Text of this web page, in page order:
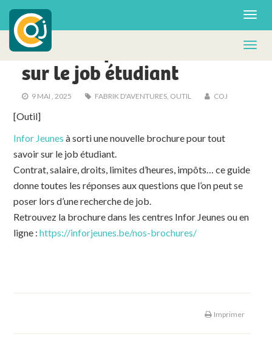
ACTUS - FA
Brochure pour tout savoir
sur le job étudiant
9 MAI , 2025 FABRIK D'AVENTURES, OUTIL COJ
[Outil]
Infor Jeunes à sorti une nouvelle brochure pour tout
savoir sur le job étudiant.
Contrat, salaire, droits, limites d’heures, impôts… ce guide
donne toutes les réponses aux questions que l’on peut se
poser lors d’une recherche de job.
Retrouvez la brochure dans les centres Infor Jeunes ou en
ligne :https://inforjeunes.be/nos-brochures/
Imprimer